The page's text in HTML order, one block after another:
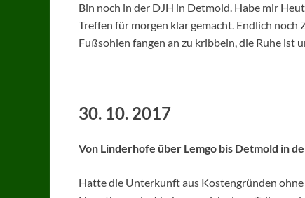
Bin noch in der DJH in Detmold. Habe mir
Treffen für morgen klar gemacht. Endlich
Fußsohlen fangen an zu kribbeln, die Ruhe
30. 10. 2017
Von Linderhofe über Lemgo bis Detmold in
Hatte die Unterkunft aus Kostengründen